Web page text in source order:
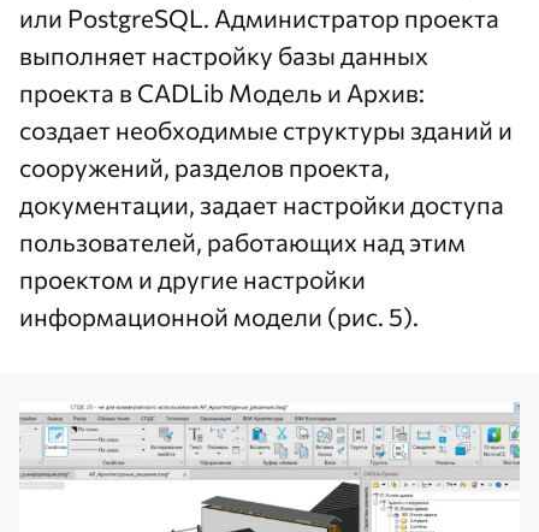
или PostgreSQL. Администратор проекта
выполняет настройку базы данных
проекта в CADLib Модель и Архив:
создает необходимые структуры зданий и
сооружений, разделов проекта,
документации, задает настройки доступа
пользователей, работающих над этим
проектом и другие настройки
информационной модели (рис. 5).